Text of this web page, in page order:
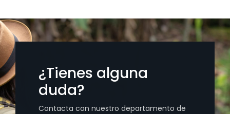
¿Tienes alguna
duda?
Contacta con nuestro departamento de